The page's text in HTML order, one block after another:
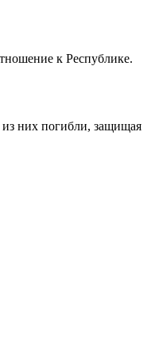
к Республике.
них погибли, защищая